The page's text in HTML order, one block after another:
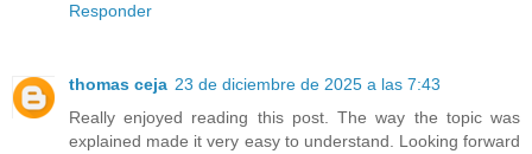
Responder
thomas ceja 23 de diciembre de 2025 a las 7:43
Really enjoyed reading this post. The way the topic was
explained made it very easy to understand. Looking forward